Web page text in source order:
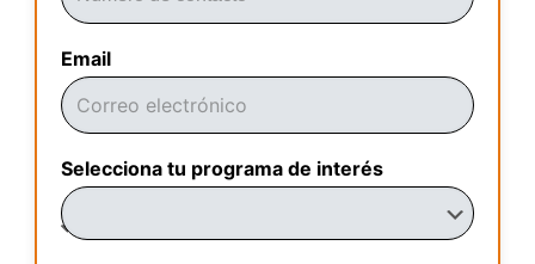
Email
Selecciona tu programa de interés